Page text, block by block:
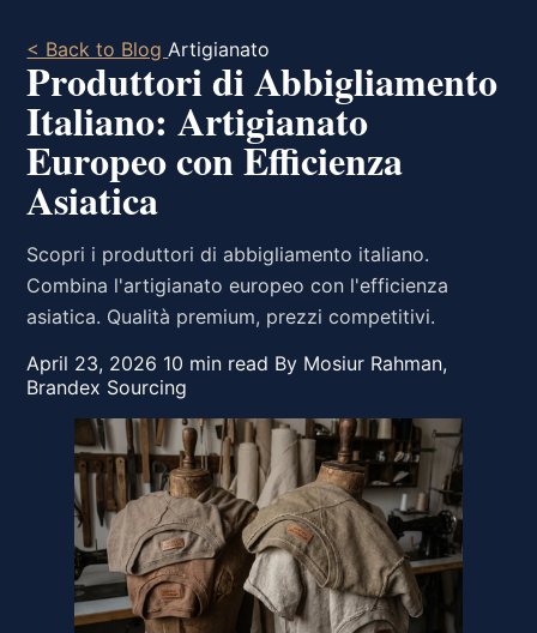
< Back to BlogArtigianato
Produttori di Abbigliamento
Italiano: Artigianato
Europeo con Efficienza
Asiatica
Scopri i produttori di abbigliamento italiano.
Combina l'artigianato europeo con l'efficienza
asiatica. Qualità premium, prezzi competitivi.
April 23, 2026 10 min read By Mosiur Rahman,
Brandex Sourcing